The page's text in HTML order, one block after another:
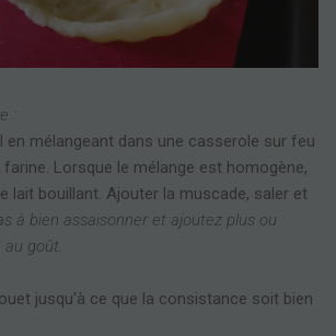
:
en mélangeant dans une casserole sur feu
Lorsque le mélange est homogène,
lait bouillant. Ajouter la muscade, saler et
à bien assaisonner et ajoutez plus ou
goût.
jusqu'à ce que la consistance soit bien